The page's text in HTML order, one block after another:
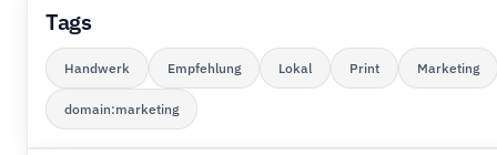
Tags
Handwerk Empfehlung Lokal Print Marketing
domain:marketing